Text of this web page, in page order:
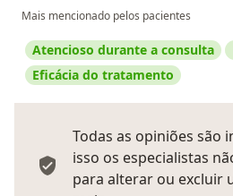
Mais mencionado pelos pacientes
Atencioso durante a consulta
Eficácia do tratamento
Todas as opiniões são
isso os especialistas
para alterar ou excluir